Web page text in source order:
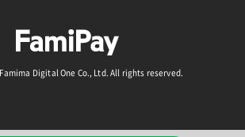
Digital One Co., Ltd. All rights reserved.